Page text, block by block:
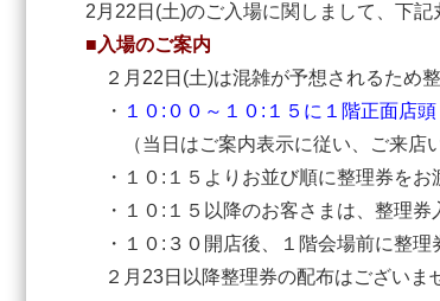
2月22日(土)のご入場に関しまして、下記
■入場のご案内
２月22日(土)は混雑が予想されるため
・ １０:００～１０:１５に１階正面店
（当日はご案内表示に従い、ご来店い
・１０:１５よりお並び順に整理券をお
・１０:１５以降のお客さまは、整理券
・１０:３０開店後、１階会場前に整理
２月23日以降整理券の配布はございま